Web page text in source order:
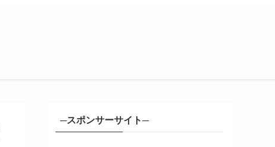
─スポンサーサイト─